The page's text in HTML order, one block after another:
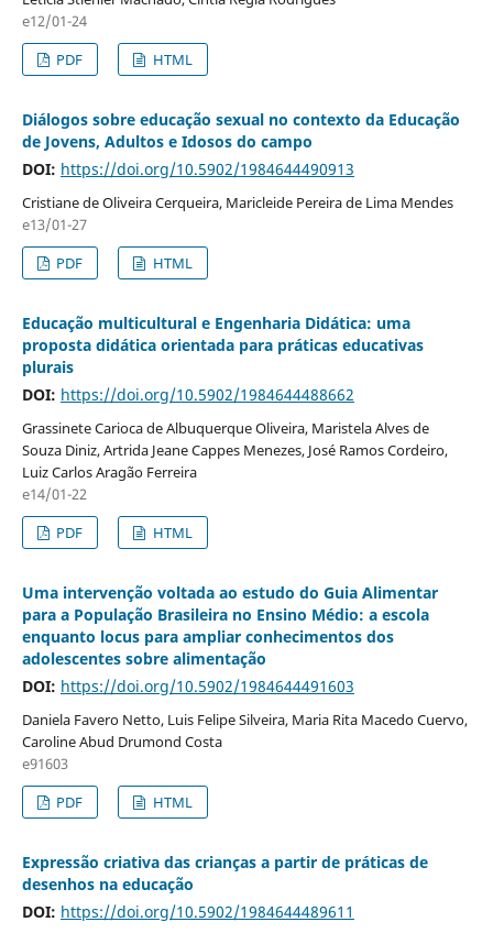
e12/01-24
PDF
HTML
Diálogos sobre educação sexual no contexto da Educação
de Jovens, Adultos e Idosos do campo
DOI: https://doi.org/10.5902/1984644490913
Cristiane de Oliveira Cerqueira, Maricleide Pereira de Lima Mendes
e13/01-27
PDF
HTML
Educação multicultural e Engenharia Didática: uma
proposta didática orientada para práticas educativas
plurais
DOI: https://doi.org/10.5902/1984644488662
Grassinete Carioca de Albuquerque Oliveira, Maristela Alves de
Souza Diniz, Artrida Jeane Cappes Menezes, José Ramos Cordeiro,
Luiz Carlos Aragão Ferreira
e14/01-22
PDF
HTML
Uma intervenção voltada ao estudo do Guia Alimentar
para a População Brasileira no Ensino Médio: a escola
enquanto locus para ampliar conhecimentos dos
adolescentes sobre alimentação
DOI: https://doi.org/10.5902/1984644491603
Daniela Favero Netto, Luis Felipe Silveira, Maria Rita Macedo Cuervo,
Caroline Abud Drumond Costa
e91603
PDF
HTML
Expressão criativa das crianças a partir de práticas de
desenhos na educação
DOI: https://doi.org/10.5902/1984644489611